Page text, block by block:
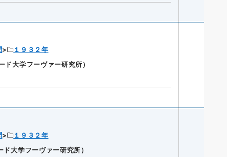
１９３２年
大学フーヴァー研究所）
１９３２年
大学フーヴァー研究所）